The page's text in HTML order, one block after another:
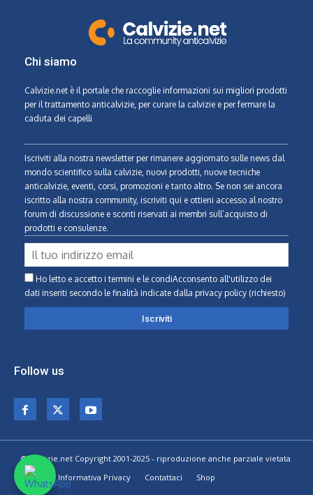
Chi siamo
Calvizie.net è il portale che raccoglie informazioni sui migliori prodotti
per il trattamento anticalvizie, per curare la calvizie e per fermare la
caduta dei capelli
Iscriviti alla nostra newsletter per rimanere aggiornato sulle news dal
mondo scientifico sulla calvizie, nuovi prodotti, nuove tecniche
anticalvizie, eventi, corsi, promozioni e tanto altro. Se non sei ancora
iscritto alla nostra community, iscriviti qui e ottieni accesso al nostro
forum di discussione e sconti riservati ai membri sull’acquisto di
prodotti e consulenze.
Ho letto e accetto i termini e le condiAcconsento all'utilizzo dei
dati inseriti secondo le finalità indicate dalla privacy policy (richiesto)
Follow us
© Calvizie.net Copyright 2001-2025 - riproduzione anche parziale vietata
Home
Informativa Privacy Contattaci Shop